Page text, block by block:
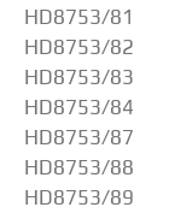
HD8753/81
HD8753/82
HD8753/83
HD8753/84
HD8753/87
HD8753/88
HD8753/89